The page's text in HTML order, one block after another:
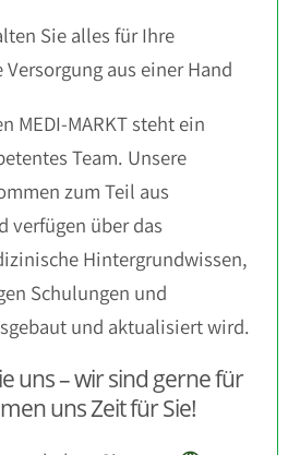
Sie alles für Ihre
aus einer Hand
MEDI-MARKT steht ein
Team. Unsere
zum Teil aus
verfügen über das
Hintergrundwissen,
Schulungen und
und aktualisiert wird.
uns – wir sind gerne für
uns Zeit für Sie!